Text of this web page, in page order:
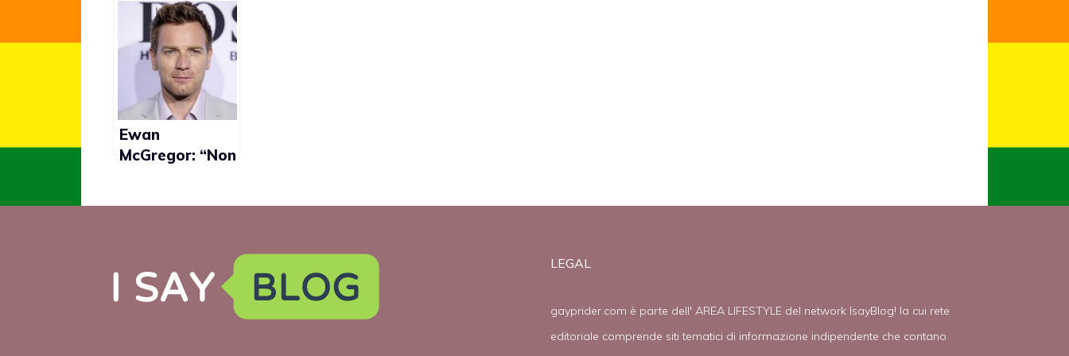
Ewan
McGregor: “Non
LEGAL
gayprider.com è parte dell' AREA LIFESTYLE del network IsayBlog! la cui rete
editoriale comprende siti tematici di informazione indipendente che contano